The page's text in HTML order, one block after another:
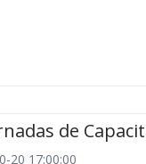
de
20 17:00:00